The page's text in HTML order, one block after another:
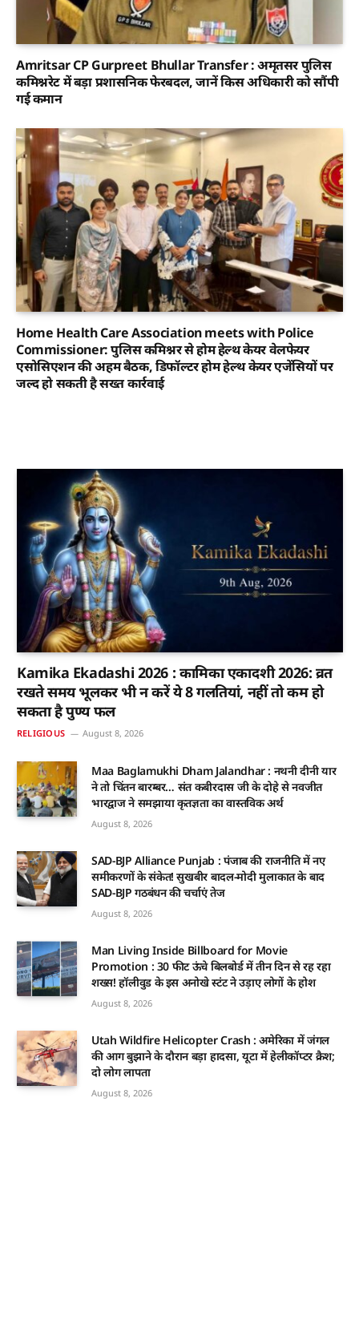
Amritsar CP Gurpreet Bhullar Transfer : अमृतसर पुलिस
कमिश्नरेट में बड़ा प्रशासनिक फेरबदल, जानें किस अधिकारी को सौंपी
गई कमान
Home Health Care Association meets with Police
Commissioner: पुलिस कमिश्नर से होम हेल्थ केयर वेलफेयर
एसोसिएशन की अहम बैठक, डिफॉल्टर होम हेल्थ केयर एजेंसियों पर
जल्द हो सकती है सख्त कार्रवाई
Kamika Ekadashi 2026 : कामिका एकादशी 2026: व्रत
रखते समय भूलकर भी न करें ये 8 गलतियां, नहीं तो कम हो
सकता है पुण्य फल
RELIGIOUS August 8, 2026
Maa Baglamukhi Dham Jalandhar : नथनी दीनी यार
ने तो चिंतन बारम्बर… संत कबीरदास जी के दोहे से नवजीत
भारद्वाज ने समझाया कृतज्ञता का वास्तविक अर्थ
August 8, 2026
SAD-BJP Alliance Punjab : पंजाब की राजनीति में नए
समीकरणों के संकेत! सुखबीर बादल-मोदी मुलाकात के बाद
SAD-BJP गठबंधन की चर्चाएं तेज
August 8, 2026
Man Living Inside Billboard for Movie
Promotion : 30 फीट ऊंचे बिलबोर्ड में तीन दिन से रह रहा
शख्स! हॉलीवुड के इस अनोखे स्टंट ने उड़ाए लोगों के होश
August 8, 2026
Utah Wildfire Helicopter Crash : अमेरिका में जंगल
की आग बुझाने के दौरान बड़ा हादसा, यूटा में हेलीकॉप्टर क्रैश;
दो लोग लापता
August 8, 2026